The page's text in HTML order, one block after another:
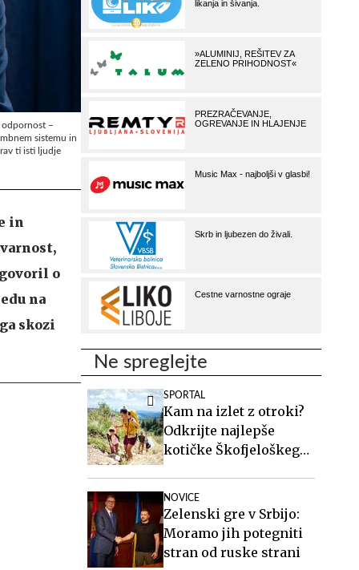
odpornost –
sistemu in
ti isti ljudje
in
o
na
skozi
Ne spreglejte
SPORTAL
Kam na izlet z otroki?
Odkrijte najlepše
kotičke Škofjeloškega
NOVICE
Zelenski gre v Srbijo:
Moramo jih potegniti
stran od ruske strani